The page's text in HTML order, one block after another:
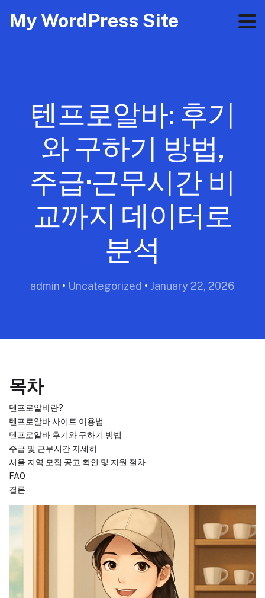
My WordPress Site
텐프로알바: 후기
와 구하기 방법,
주급·근무시간 비
교까지 데이터로
분석
admin • Uncategorized • January 22, 2026
목차
텐프로알바란?
텐프로알바 사이트 이용법
텐프로알바 후기와 구하기 방법
주급 및 근무시간 자세히
서울 지역 모집 공고 확인 및 지원 절차
FAQ
결론